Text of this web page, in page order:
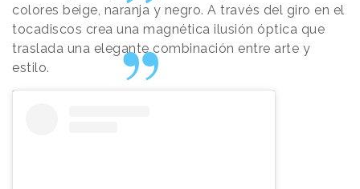
colores beige, naranja y negro. A través del giro en el
tocadiscos crea una magnética ilusión óptica que
traslada una elegante combinación entre arte y
estilo.